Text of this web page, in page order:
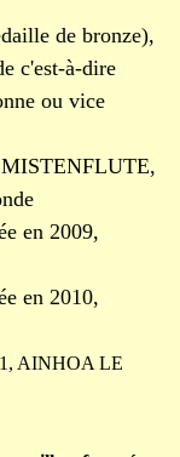
de bronze),
c'est-à-dire
ou vice
en 2009,
en 2010,
AINHOA LE